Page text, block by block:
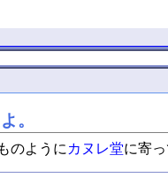
。
のように カヌレ堂に寄